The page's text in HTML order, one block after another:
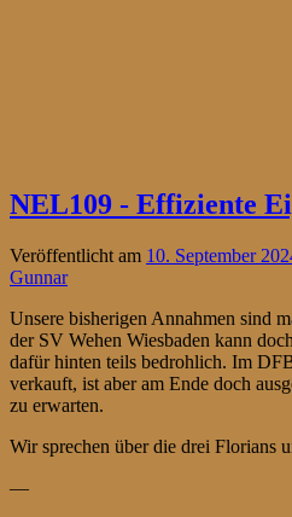
NEL109 - Effiziente
Veröffentlicht am 10. September
Gunnar
Unsere bisherigen Annahmen sind
der SV Wehen Wiesbaden kann
dafür hinten teils bedrohlich. Im
verkauft, ist aber am Ende doch
zu erwarten.
Wir sprechen über die drei Florians
—